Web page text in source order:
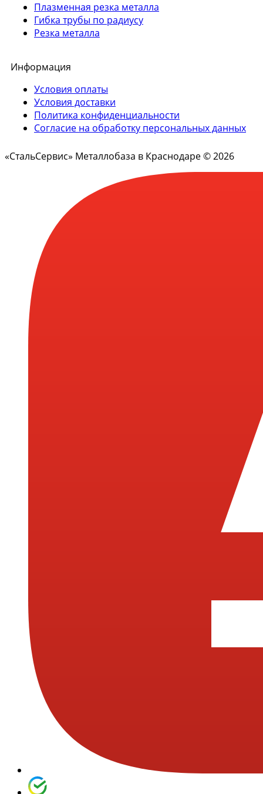
Плазменная резка металла
Гибка трубы по радиусу
Резка металла
Информация
Условия оплаты
Условия доставки
Политика конфиденциальности
Согласие на обработку персональных данных
«СтальСервис» Металлобаза в Краснодаре © 2026